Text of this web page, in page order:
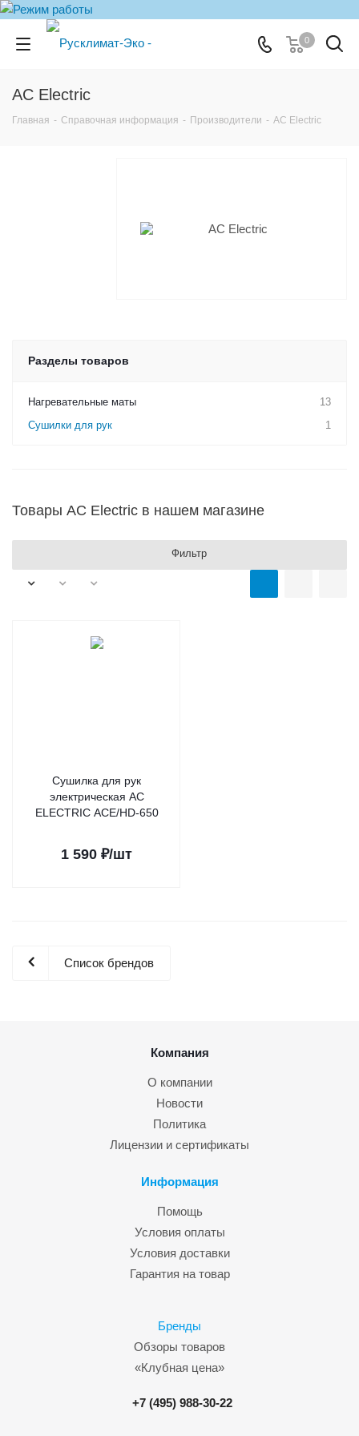
0
AC Electric
Главная - Справочная информация - Производители - AC Electric
Разделы товаров
Нагревательные маты
13
Сушилки для рук
1
Товары AC Electric в нашем магазине
Фильтр
Сушилка для рук
электрическая AC
ELECTRIC ACE/HD-650
1 590 ₽/шт
Список брендов
Компания
О компании
Новости
Политика
Лицензии и сертификаты
Информация
Помощь
Условия оплаты
Условия доставки
Гарантия на товар
Бренды
Обзоры товаров
«Клубная цена»
+7 (495) 988-30-22